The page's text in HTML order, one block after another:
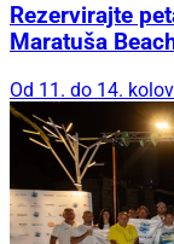
Rezervirajte
Maratuša
Od 11. do 14.